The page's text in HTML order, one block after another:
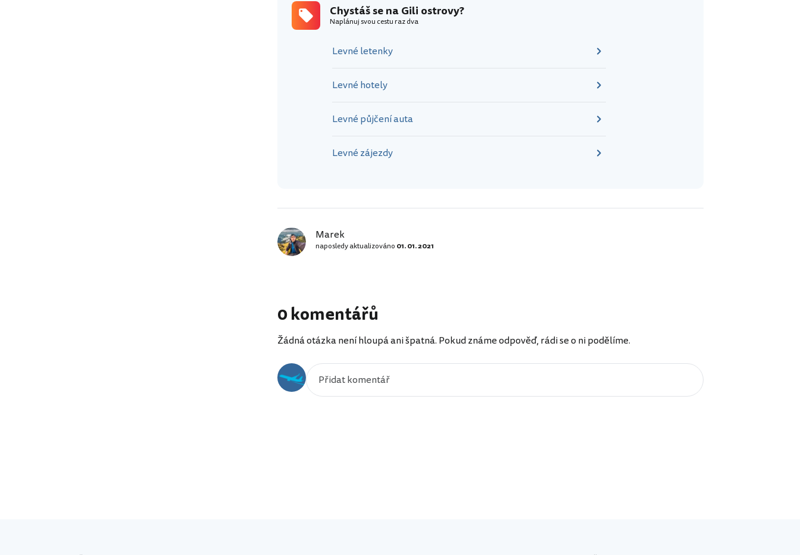
Chystáš se na Gili ostrovy?
Naplánuj svou cestu raz dva
Levné letenky
Levné hotely
Levné půjčení auta
Levné zájezdy
Marek
naposledy aktualizováno 01. 01. 2021
0 komentářů
Žádná otázka není hloupá ani špatná. Pokud známe odpověď, rádi se o ni podělíme.